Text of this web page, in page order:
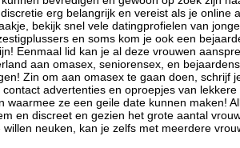
erg belangrijk en vereist als je online
bekijk snel vele datingprofielen van
en soms kom je ook een
Eenmaal lid kan je al deze vrouwen
aan omasex, seniorensex, en
Zin om aan omasex te gaan doen, schrijf
advertenties en oproepjes van
waarmee ze een geile date kunnen maken!
en discreet en gezien het grote aantal
neuken, kan je zelfs met meerdere